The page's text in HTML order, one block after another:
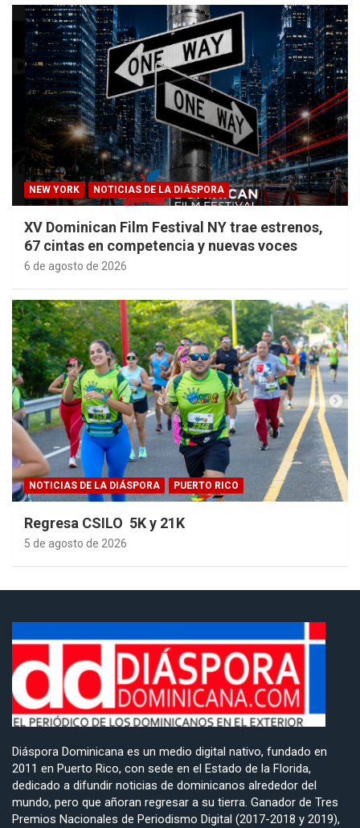
NEW YORK NOTICIAS DE LA DIÁSPORA
XV Dominican Film Festival NY trae estrenos,
67 cintas en competencia y nuevas voces
6 de agosto de 2026
NOTICIAS DE LA DIÁSPORA PUERTO RICO
Regresa CSILO 5K y 21K
5 de agosto de 2026
Diáspora Dominicana es un medio digital nativo, fundado en
2011 en Puerto Rico, con sede en el Estado de la Florida,
dedicado a difundir noticias de dominicanos alrededor del
mundo, pero que añoran regresar a su tierra. Ganador de Tres
Premios Nacionales de Periodismo Digital (2017-2018 y 2019),